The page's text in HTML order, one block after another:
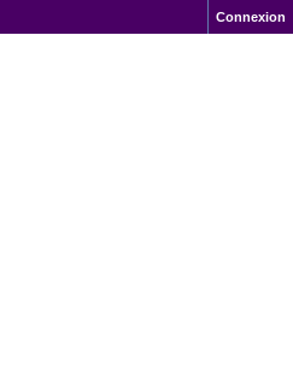
Connexion